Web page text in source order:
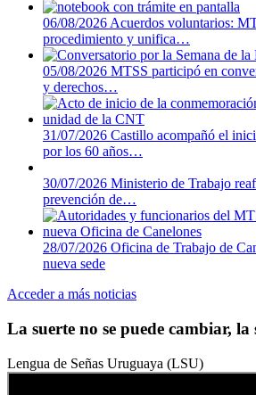
06/08/2026 Acuerdos voluntarios:
procedimiento y unifica…
05/08/2026 MTSS participó en
y derechos…
31/07/2026 Castillo acompañó el
por los 60 años…
30/07/2026 Ministerio de Trabajo
prevención de…
28/07/2026 Oficina de Trabajo de
nueva sede
Acceder a más noticias
La suerte no se puede cambiar, la
Lengua de Señas Uruguaya (LSU)